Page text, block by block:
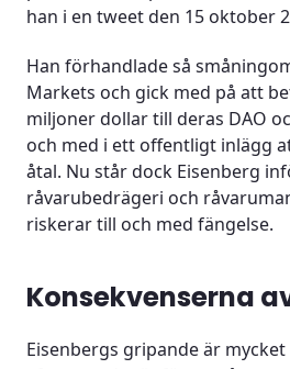
han i en tweet den 15 oktober
Han förhandlade så
Markets och gick med på att
miljoner dollar till deras DAO
och med i ett offentligt inlägg
åtal. Nu står dock Eisenberg
råvarubedrägeri och
riskerar till och med fängelse.
Konsekvenserna
Eisenbergs gripande är